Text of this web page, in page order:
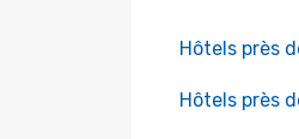
Hôtels près
Hôtels près